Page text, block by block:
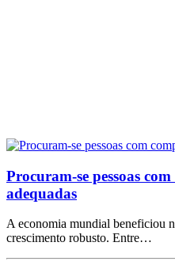
Procuram-se pessoas
adequadas
A economia mundial beneficiou
crescimento robusto. Entre…